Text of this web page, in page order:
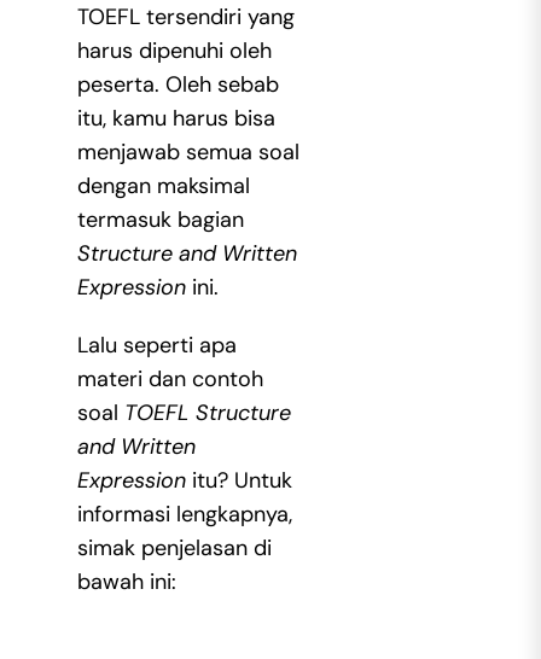
TOEFL tersendiri yang
harus dipenuhi oleh
peserta. Oleh sebab
itu, kamu harus bisa
menjawab semua soal
dengan maksimal
termasuk bagian
Structure and Written
Expressionini.
Lalu seperti apa
materi dan contoh
soal TOEFL Structure
and Written
Expressionitu? Untuk
informasi lengkapnya,
simak penjelasan di
bawah ini: